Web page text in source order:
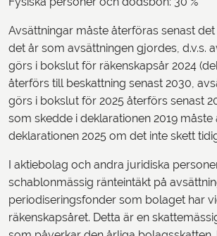
Avsättningar måste återföras senast
det år som avsättningen gjordes, d.v.s.
görs i bokslut för räkenskapsår 2024
återförs till beskattning senast 2030,
görs i bokslut för 2025 återförs senast
som skedde i deklarationen 2019 måste
deklarationen 2025 om det inte skett
I aktiebolag och andra juridiska
schablonmässig ränteintäkt på
periodiseringsfonder som bolaget har
räkenskapsåret. Detta är en